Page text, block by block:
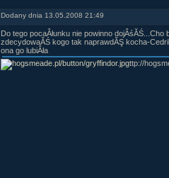
Dodany dnia 13.05.2008 21:49
Do tego pocaÂłunku nie powinno
zdecydowaĂŚ kogo tak naprawdĂŞ kocha-
ona go lubiÂła
ttp://